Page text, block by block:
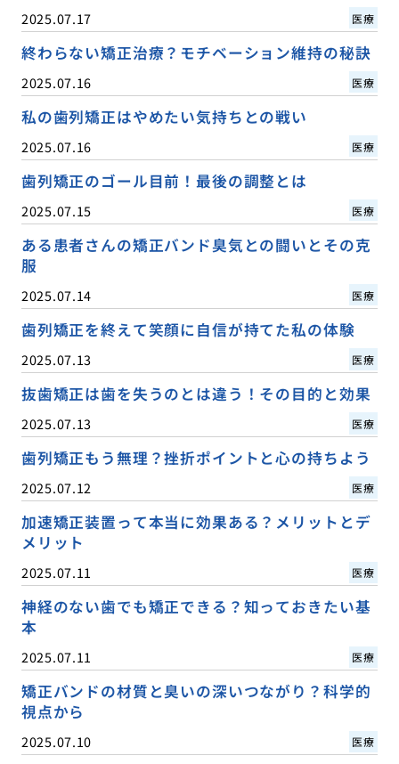
2025.07.17 医療
終わらない矯正治療？モチベーション維持の秘訣
2025.07.16 医療
私の歯列矯正はやめたい気持ちとの戦い
2025.07.16 医療
歯列矯正のゴール目前！最後の調整とは
2025.07.15 医療
ある患者さんの矯正バンド臭気との闘いとその克
服
2025.07.14 医療
歯列矯正を終えて笑顔に自信が持てた私の体験
2025.07.13 医療
抜歯矯正は歯を失うのとは違う！その目的と効果
2025.07.13 医療
歯列矯正もう無理？挫折ポイントと心の持ちよう
2025.07.12 医療
加速矯正装置って本当に効果ある？メリットとデ
メリット
2025.07.11 医療
神経のない歯でも矯正できる？知っておきたい基
本
2025.07.11 医療
矯正バンドの材質と臭いの深いつながり？科学的
視点から
2025.07.10 医療